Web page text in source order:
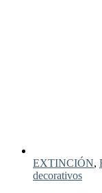
EXTINCIÓN,
decorativos